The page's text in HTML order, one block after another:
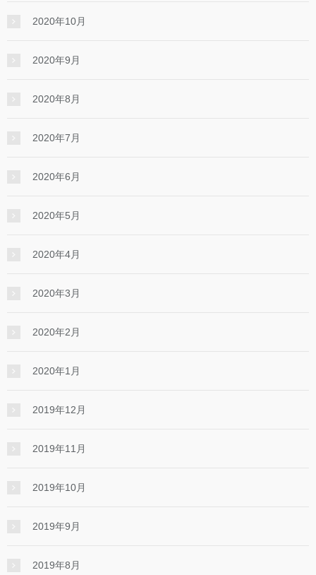
2020年10月
2020年9月
2020年8月
2020年7月
2020年6月
2020年5月
2020年4月
2020年3月
2020年2月
2020年1月
2019年12月
2019年11月
2019年10月
2019年9月
2019年8月